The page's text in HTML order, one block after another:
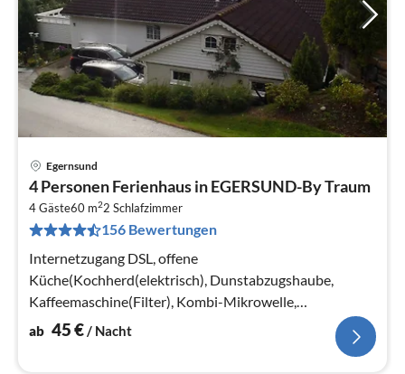
Egernsund
4 Personen Ferienhaus in EGERSUND-By Traum
4 Gäste60 m22 Schlafzimmer
156 Bewertungen
Internetzugang DSL, offene
Küche(Kochherd(elektrisch), Dunstabzugshaube,
Kaffeemaschine(Filter), Kombi-Mikrowelle,
Spülmaschine, Kühlschrank, Tiefkühlschrank(100-
ab 45€/ Nacht